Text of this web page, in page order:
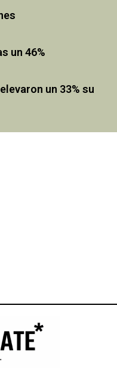
un 46%
un 33% su